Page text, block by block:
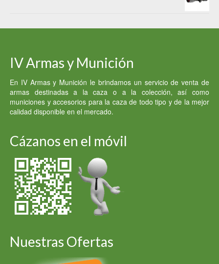
IV Armas y Munición
En IV Armas y Munición le brindamos un servicio de venta de
armas destinadas a la caza o a la colección, así como
municiones y accesorios para la caza de todo tipo y de la mejor
calidad disponible en el mercado.
Cázanos en el móvil
Nuestras Ofertas